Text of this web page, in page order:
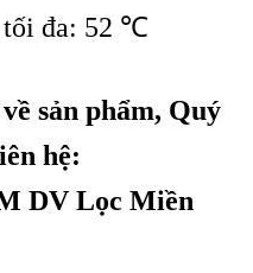
tối đa: 52 ℃
sản phẩm, Quý
hệ:
DV Lọc Miền